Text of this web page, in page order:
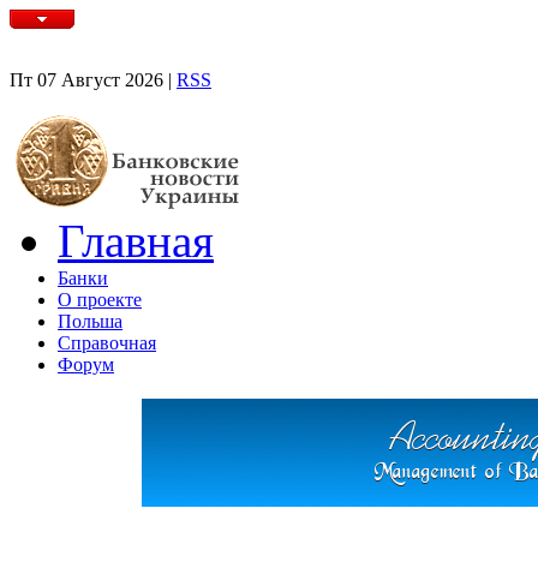
Пт 07 Август 2026 | RSS
Главная
Банки
О проекте
Польша
Справочная
Форум